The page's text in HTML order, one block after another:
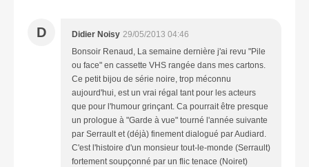
D Didier Noisy 29/05/2013 04:46
Bonsoir Renaud, La semaine dernière j'ai revu "Pile
ou face" en cassette VHS rangée dans mes cartons.
Ce petit bijou de série noire, trop méconnu
aujourd'hui, est un vrai régal tant pour les acteurs
que pour l'humour grinçant. Ca pourrait être presque
un prologue à "Garde à vue" tourné l'année suivante
par Serrault et (déjà) finement dialogué par Audiard.
C'est l'histoire d'un monsieur tout-le-monde (Serrault)
fortement soupçonné par un flic tenace (Noiret)